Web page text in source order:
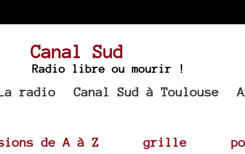
Canal Sud
Radio libre ou mourir !
radio Canal Sud à Toulouse
de A à Z grille